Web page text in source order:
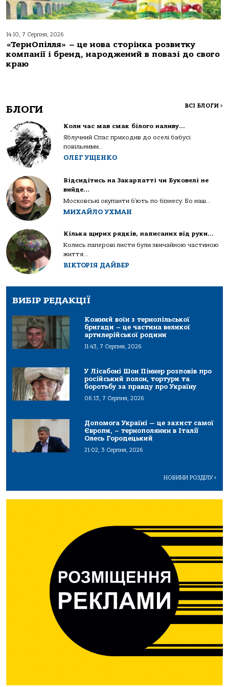
14:10, 7 Серпня, 2026
«ТернОпілля» – це нова сторінка розвитку
компанії і бренд, народжений в повазі до свого
краю
БЛОГИ ВСІ БЛОГИ >
Коли час мав смак білого наливу…
Яблучний Спас приходив до оселі бабусі
повільними...
ОЛЕГ УЩЕНКО
Відсидітись на Закарпатті чи Буковелі не
вийде…
Московські окупанти б’ють по бізнесу. Бо наш...
МИХАЙЛО УХМАН
Кілька щирих рядків, написаних від руки…
Колись паперові листи були звичайною частиною
життя...
ВІКТОРІЯ ДАЙВЕР
ВИБІР РЕДАКЦІЇ
Кожний воїн з тернопільської
бригади – це частина великої
артилерійської родини
11:43, 7 Серпня, 2026
У Лісабоні Шон Піннер розповів про
російський полон, тортури та
боротьбу за правду про Україну
06:13, 7 Серпня, 2026
Допомога Україні — це захист самої
Європи, – тернополянин в Італії
Олесь Городецький
21:02, 3 Серпня, 2026
НОВИНИ РОЗДІЛУ>